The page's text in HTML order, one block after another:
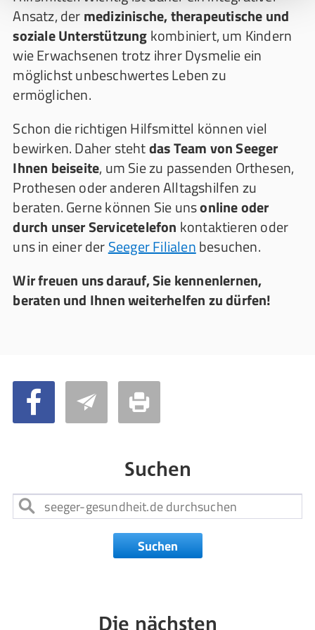
Ansatz, dermedizinische, therapeutische und
soziale Unterstützungkombiniert, um Kindern
wie Erwachsenen trotz ihrer Dysmelie ein
möglichst unbeschwertes Leben zu
ermöglichen.
Schon die richtigen Hilfsmittel können viel
bewirken. Daher stehtdas Team von Seeger
Ihnen beiseite, um Sie zu passenden Orthesen,
Prothesen oder anderen Alltagshilfen zu
beraten. Gerne können Sie unsonline oder
durch unserServicetelefon kontaktieren oder
uns in einer derSeeger Filialenbesuchen.
Wir freuen uns darauf, Sie kennenlernen,
beraten und Ihnen weiterhelfen zu dürfen!
Suchen
Suchen
Die nächsten